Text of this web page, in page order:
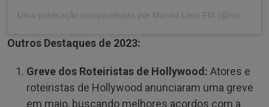
Uma publicação compartilhada por Mundo Livre FM (@mundolivrefm)
Outros Destaques de 2023:
Greve dos Roteiristas de Hollywood: Atores e
roteiristas de Hollywood anunciaram uma greve
em maio, buscando melhores acordos com a